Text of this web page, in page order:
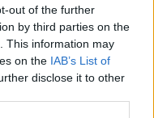
out of the further
by third parties on the
This information may
on the IAB’s List of
disclose it to other